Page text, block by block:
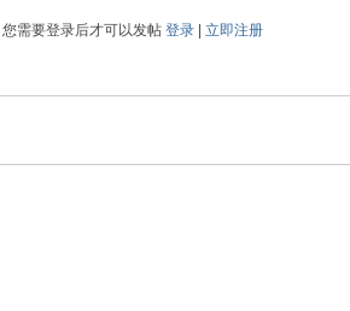
您需要登录后才可以发帖 登录| 立即注册